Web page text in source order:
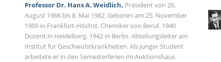
Professor Dr. Hans A. Weidlich, Präsident von 26.
August 1966 bis 8. Mai 1982. Geboren am 25. November
1909 in Frankfurt-Höchst. Chemiker von Beruf. 1940
Dozent in Heidelberg, 1942 in Berlin. Abteilungsleiter am
Institut für Geschwulstkrankheiten. Als junger Student
arbeitete er in den Semesterferien im Auktionshaus